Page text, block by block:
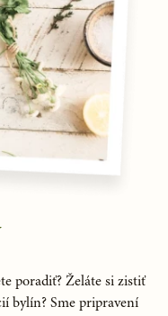
poradiť? Želáte si zistiť
bylín? Sme pripravení